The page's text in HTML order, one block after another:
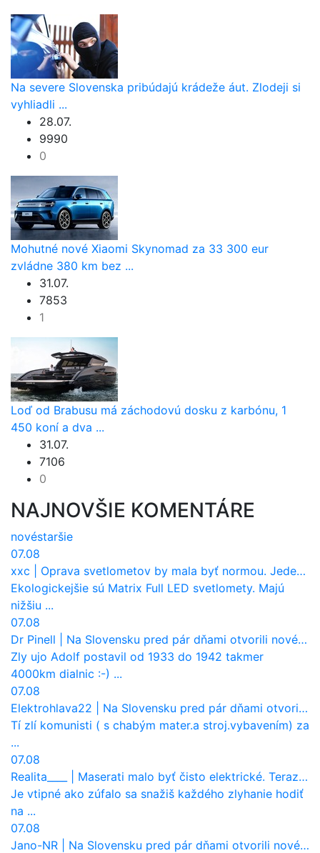
Na severe Slovenska pribúdajú krádeže áut. Zlodeji si
vyhliadli ...
28.07.
9990
0
Mohutné nové Xiaomi Skynomad za 33 300 eur
zvládne 380 km bez ...
31.07.
7853
1
Loď od Brabusu má záchodovú dosku z karbónu, 1
450 koní a dva ...
31.07.
7106
0
NAJNOVŠIE KOMENTÁRE
novéstaršie
07.08
xxc
Oprava svetlometov by mala byť normou. Jeden nový dnes stojí priemerne 1251 eur!
Ekologickejšie sú Matrix Full LED svetlomety. Majú
nižšiu ...
07.08
Dr Pinell
Na Slovensku pred pár dňami otvorili nové mosty, ktoré to sú?
Zly ujo Adolf postavil od 1933 do 1942 takmer
4000km dialnic :-) ...
07.08
Elektrohlava22
Na Slovensku pred pár dňami otvorili nové mosty, ktoré to sú?
Tí zlí komunisti ( s chabým mater.a stroj.vybavením) za
...
07.08
Realita____
Maserati malo byť čisto elektrické. Teraz zisťuje, že potrebuje nový osemvalcový motor
Je vtipné ako zúfalo sa snažiš každého zlyhanie hodiť
na ...
07.08
Jano-NR
Na Slovensku pred pár dňami otvorili nové mosty, ktoré to sú?